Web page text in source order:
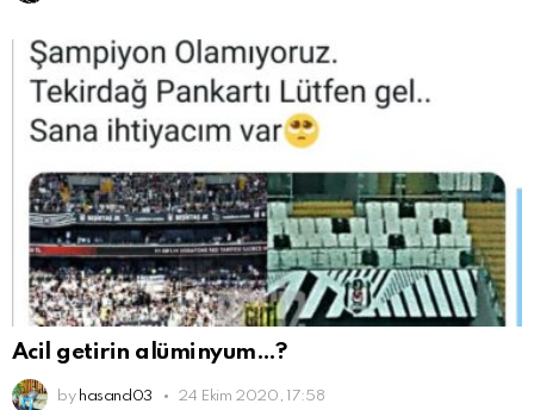
Acil getirin alüminyum…?
by hasand03 24 Ekim 2020, 17:58